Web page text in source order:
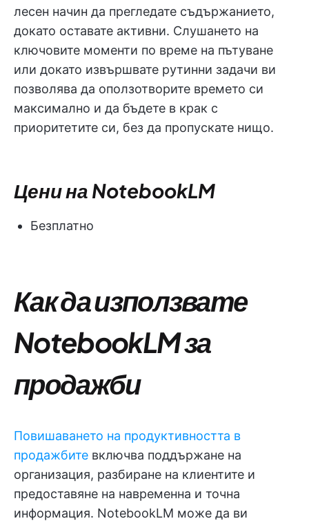
лесен начин да прегледате съдържанието,
докато оставате активни. Слушането на
ключовите моменти по време на пътуване
или докато извършвате рутинни задачи ви
позволява да оползотворите времето си
максимално и да бъдете в крак с
приоритетите си, без да пропускате нищо.
Цени на NotebookLM
Безплатно
Как да използвате
NotebookLM за
продажби
Повишаването на продуктивността в
продажбите включва поддържане на
организация, разбиране на клиентите и
предоставяне на навременна и точна
информация. NotebookLM може да ви